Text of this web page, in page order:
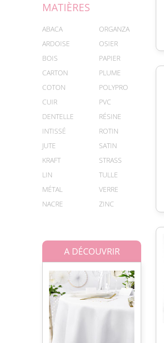
MATIÈRES
ABACA
ARDOISE
BOIS
CARTON
COTON
CUIR
DENTELLE
INTISSÉ
JUTE
KRAFT
LIN
MÉTAL
NACRE
ORGANZA
OSIER
PAPIER
PLUME
POLYPRO
PVC
RÉSINE
ROTIN
SATIN
STRASS
TULLE
VERRE
ZINC
A DÉCOUVRIR